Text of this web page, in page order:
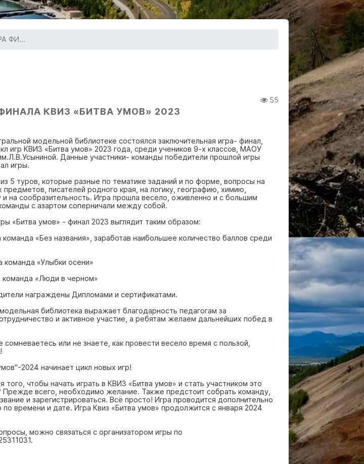
ФИ...
55
КВИЗ «БИТВА УМОВ» 2023
модельной библиотеке состоялся заключительная игра- финал,
игр КВИЗ «Битва умов» 2023 года, среди учеников 9-х классов, МАОУ
Данные участники- команды победители прошлой игры
игры.
5 туров, которые разные по тематике заданий и по форме, вопросы на
предметов, писателей родного края, на логику, географию, химию,
и на сообразительность. Игра прошла весело, оживленно и с большим
с азартом соперничали между собой.
«Битва умов» - финал 2023 выглядит таким образом:
команда «Без названия», заработав наибольшее количество баллов среди
команда «Улыбки осени»
команда «Люди в черном»
награждены Дипломами и сертификатами.
библиотека выражает благодарность педагогам за
и активное участие, а ребятам желаем дальнейших побед в
или не знаете, как провести весело время с пользой,
2024 начинает цикл новых игр!
чтобы начать играть в КВИЗ «Битва умов» и стать участником это
Прежде всего, необходимо желание. Также предстоит собрать команду,
и зарегистрироваться. Всё просто! Игра проводится дополнительно
по времени и дате. Игра Квиз «Битва умов» продолжится с января 2024
можно связаться с организатором игры по